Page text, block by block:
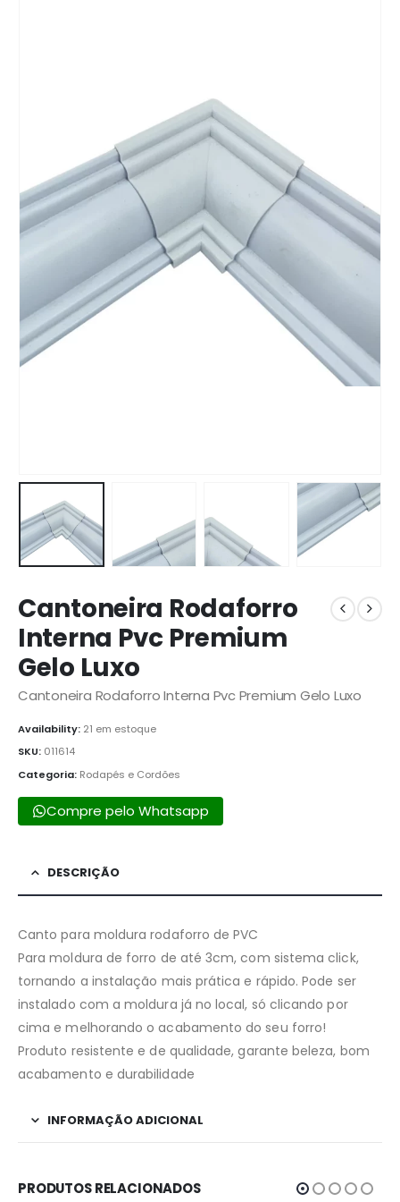
Cantoneira Rodaforro
Interna Pvc Premium
Gelo Luxo
Cantoneira Rodaforro Interna Pvc Premium Gelo Luxo
Availability: 21 em estoque
SKU: 011614
Categoria: Rodapés e Cordões
Compre pelo Whatsapp
DESCRIÇÃO
Canto para moldura rodaforro de PVC
Para moldura de forro de até 3cm, com sistema click,
tornando a instalação mais prática e rápido. Pode ser
instalado com a moldura já no local, só clicando por
cima e melhorando o acabamento do seu forro!
Produto resistente e de qualidade, garante beleza, bom
acabamento e durabilidade
INFORMAÇÃO ADICIONAL
PRODUTOS RELACIONADOS